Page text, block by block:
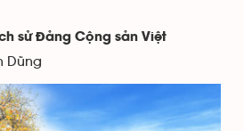
sử Đảng Cộng sản Việt
Dũng